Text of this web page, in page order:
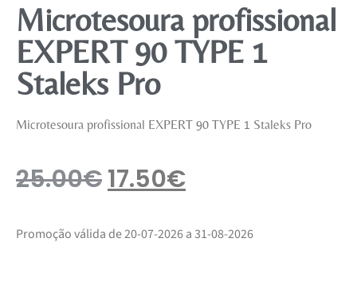
Microtesoura profissional
EXPERT 90 TYPE 1
Staleks Pro
Microtesoura profissional EXPERT 90 TYPE 1 Staleks Pro
25.00€17.50€
Promoção válida de 20-07-2026 a 31-08-2026